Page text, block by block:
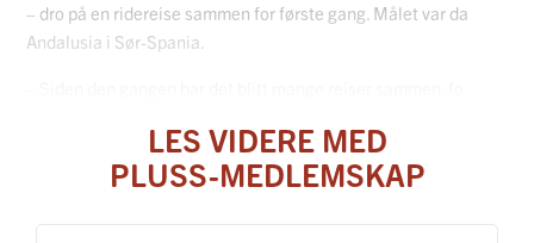
– dro på en ridereise sammen for første gang. Målet var da
Andalusia i Sør-Spania.
LES VIDERE MED
PLUSS-MEDLEMSKAP